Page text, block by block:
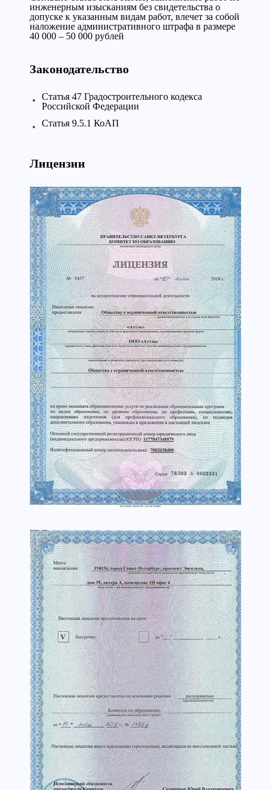
инженерным изысканиям без свидетельства о
допуске к указанным видам работ, влечет за собой
наложение административного штрафа в размере
40 000 – 50 000 рублей
Законодательство
Статья 47 Градостроительного кодекса
Российской Федерации
Статья 9.5.1 КоАП
Лицензии